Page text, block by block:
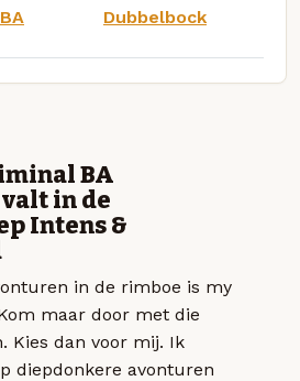
Dubbelbock
BA
in de
Intens &
in de rimboe is my
maar door met die
Kies dan voor mij. Ik
diepdonkere avonturen